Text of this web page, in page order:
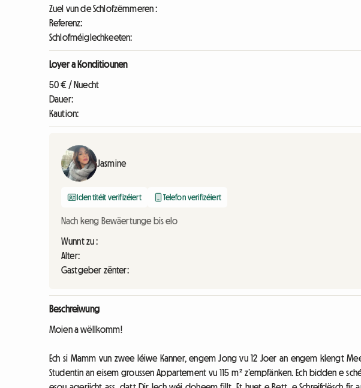
Zuel vun de Schlofzëmmeren :
Referenz:
Schlofméiglechkeeten:
Loyer a Konditiounen
50 € / Nuecht
Dauer:
Kaution:
Jasmine
Identitéit verifizéiert Telefon verifizéiert
Nach keng Bewäertunge bis elo
Wunnt zu :
Alter:
Gastgeber zënter:
Beschreiwung
Moien a wëllkomm!
Ech si Mamm vun zwee léiwe Kanner, engem Jong vu 12 Joer an engem klengt
Studentin an eisem groussen Appartement vu 115 m² z’empfänken. Ech bidden e